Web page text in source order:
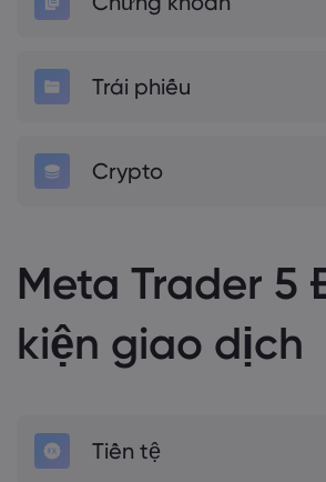
Trái phiếu
Crypto
Meta Trader 5
kiện giao dịch
Tiền tệ